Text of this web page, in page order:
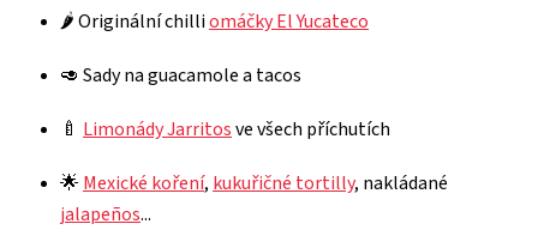
🌶️ Originální chilliomáčky El Yucateco
🥑 Sady na guacamole a tacos
🍼 Limonády Jarritosve všech příchutích
🌟 Mexické koření, kukuřičné tortilly, nakládané
jalapeños...